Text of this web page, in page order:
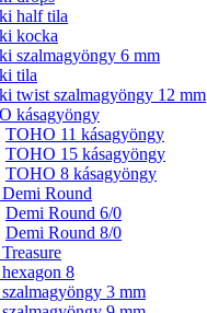
half tila
kocka
szalmagyöngy 6 mm
tila
twist szalmagyöngy 12 mm
kásagyöngy
TOHO 11 kásagyöngy
TOHO 15 kásagyöngy
TOHO 8 kásagyöngy
Round
Demi Round 6/0
Demi Round 8/0
8
3 mm